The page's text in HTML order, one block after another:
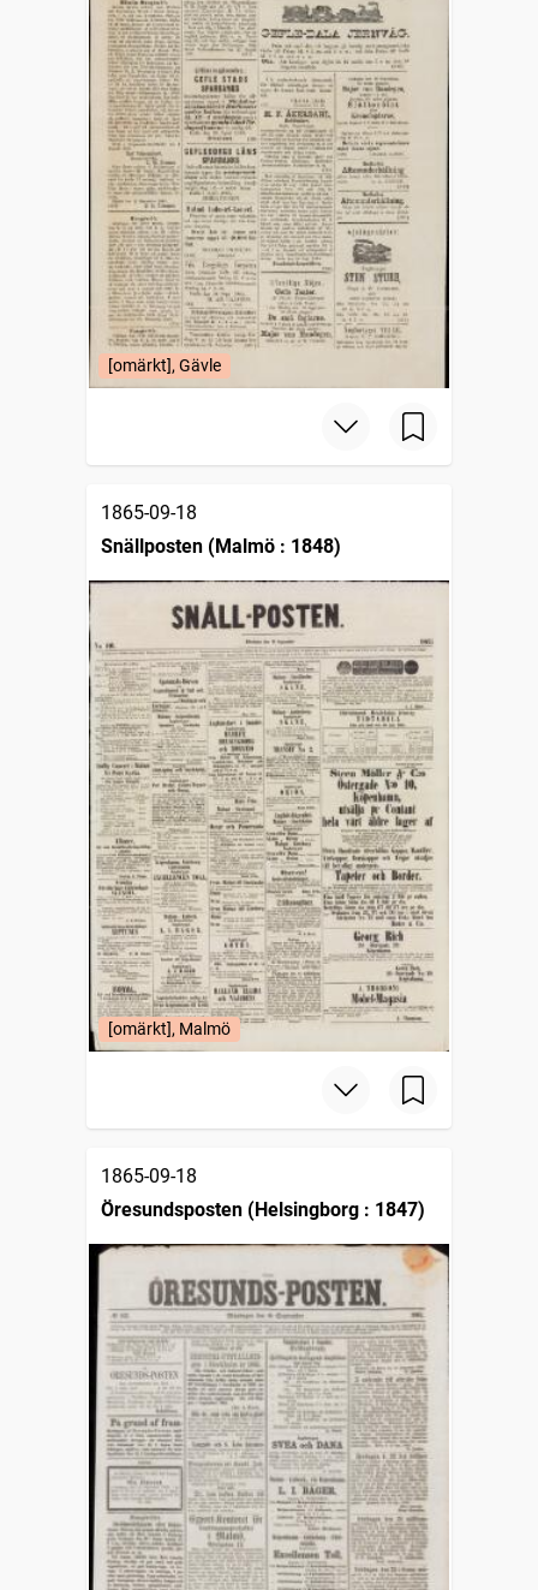
[omärkt], Gävle
1865-09-18
Snällposten (Malmö : 1848)
[omärkt], Malmö
1865-09-18
Öresundsposten (Helsingborg : 1847)